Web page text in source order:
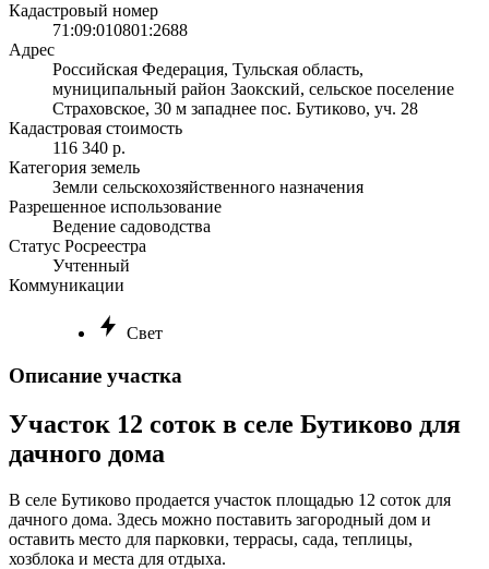
Кадастровый номер
71:09:010801:2688
Адрес
Российская Федерация, Тульская область,
муниципальный район Заокский, сельское поселение
Страховское, 30 м западнее пос. Бутиково, уч. 28
Кадастровая стоимость
116 340 р.
Категория земель
Земли сельскохозяйственного назначения
Разрешенное использование
Ведение садоводства
Статус Росреестра
Учтенный
Коммуникации
Свет
Описание участка
Участок 12 соток в селе Бутиково для
дачного дома
В селе Бутиково продается участок площадью 12 соток для
дачного дома. Здесь можно поставить загородный дом и
оставить место для парковки, террасы, сада, теплицы,
хозблока и места для отдыха.